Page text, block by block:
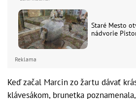
Staré Mesto
nádvorie
Reklama
Keď začal Marcin zo žartu dávať
klávesákom, brunetka